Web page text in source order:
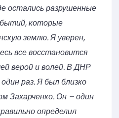
остались разрушенные
которые
землю. Я уверен,
все восстановится
верой и волей. В ДНР
раз. Я был близко
Захарченко. Он – один
определил